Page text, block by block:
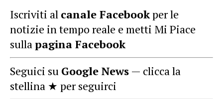
Iscriviti al canale Facebookper le
notizie in tempo reale e metti Mi Piace
sullapagina Facebook
Seguici su Google News — clicca la
stellina ★ per seguirci